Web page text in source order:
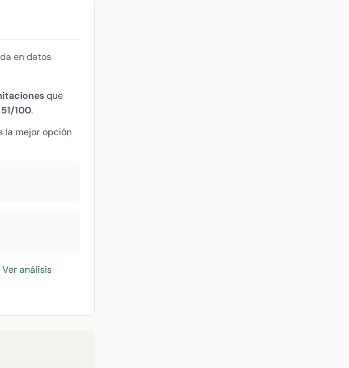
en datos
que
51/100.
la mejor opción
Ver análisis